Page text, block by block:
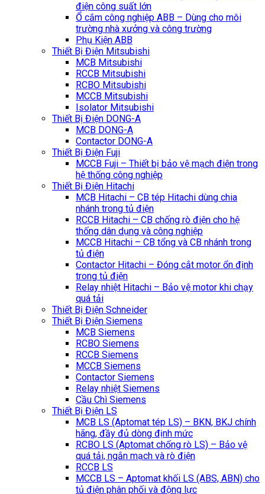
điện công suất lớn
Ổ cắm công nghiệp ABB – Dùng cho môi
trường nhà xưởng và công trường
Phụ Kiện ABB
Thiết Bị Điện Mitsubishi
MCB Mitsubishi
RCCB Mitsubishi
RCBO Mitsubishi
MCCB Mitsubishi
Isolator Mitsubishi
Thiết Bị Điện DONG-A
MCB DONG-A
Contactor DONG-A
Thiết Bị Điện Fuji
MCCB Fuji – Thiết bị bảo vệ mạch điện trong
hệ thống công nghiệp
Thiết Bị Điện Hitachi
MCB Hitachi – CB tép Hitachi dùng chia
nhánh trong tủ điện
RCCB Hitachi – CB chống rò điện cho hệ
thống dân dụng và công nghiệp
MCCB Hitachi – CB tổng và CB nhánh trong
tủ điện
Contactor Hitachi – Đóng cắt motor ổn định
trong tủ điện
Relay nhiệt Hitachi – Bảo vệ motor khi chạy
quá tải
Thiết Bị Điện Schneider
Thiết Bị Điện Siemens
MCB Siemens
RCBO Siemens
RCCB Siemens
MCCB Siemens
Contactor Siemens
Relay nhiệt Siemens
Cầu Chì Siemens
Thiết Bị Điện LS
MCB LS (Aptomat tép LS) – BKN, BKJ chính
hãng, đầy đủ dòng định mức
RCBO LS (Aptomat chống rò LS) – Bảo vệ
quá tải, ngắn mạch và rò điện
RCCB LS
MCCB LS – Aptomat khối LS (ABS, ABN) cho
tủ điện phân phối và động lực